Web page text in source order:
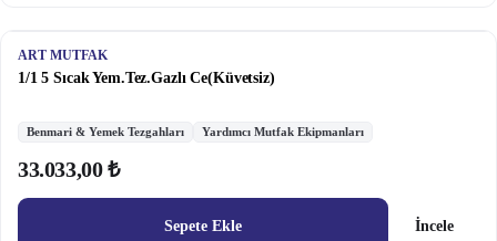
ART MUTFAK
1/1 5 Sıcak Yem.Tez.Gazlı Ce(Küvetsiz)
Benmari & Yemek Tezgahları Yardımcı Mutfak Ekipmanları
33.033,00 ₺
Sepete Ekle İncele